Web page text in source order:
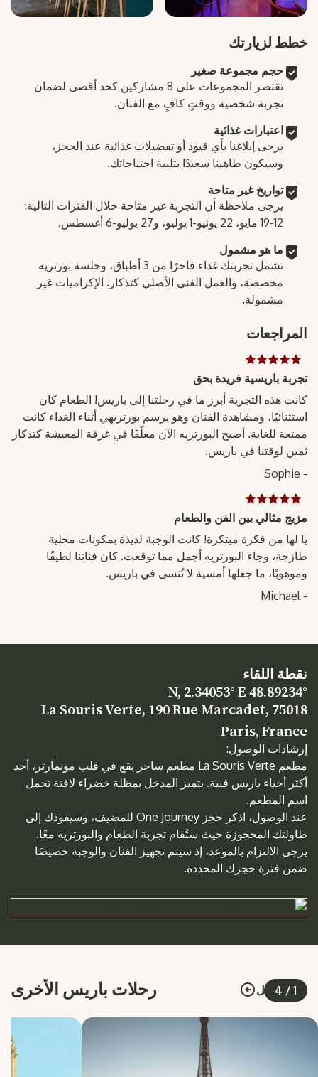
خطط لزيارتك
حجم مجموعة صغير
تقتصر المجموعات على 8 مشاركين كحد أقصى لضمان
تجربة شخصية ووقتٍ كافٍ مع الفنان.
اعتبارات غذائية
يرجى إبلاغنا بأي قيود أو تفضيلات غذائية عند الحجز،
وسيكون طاهينا سعيدًا بتلبية احتياجاتك.
تواريخ غير متاحة
يرجى ملاحظة أن التجربة غير متاحة خلال الفترات التالية:
12-19 مايو، 22 يونيو-1 يوليو، و27 يوليو-6 أغسطس.
ما هو مشمول
تشمل تجربتك غداء فاخرًا من 3 أطباق، وجلسة بورتريه
مخصصة، والعمل الفني الأصلي كتذكار. الإكراميات غير
مشمولة.
المراجعات
تجربة باريسية فريدة بحق
كانت هذه التجربة أبرز ما في رحلتنا إلى باريس! الطعام كان
استثنائيًا، ومشاهدة الفنان وهو يرسم بورتريهي أثناء الغداء كانت
ممتعة للغاية. أصبح البورتريه الآن معلّقًا في غرفة المعيشة كتذكار
ثمين لوقتنا في باريس.
- Sophie
مزيج مثالي بين الفن والطعام
يا لها من فكرة مبتكرة! كانت الوجبة لذيذة بمكونات محلية
طازجة، وجاء البورتريه أجمل مما توقعت. كان فناننا لطيفًا
وموهوبًا، ما جعلها أمسية لا تُنسى في باريس.
- Michael
نقطة اللقاء
48.89234° N, 2.34053° E
La Souris Verte, 190 Rue Marcadet, 75018
Paris, France
إرشادات الوصول:
مطعم La Souris Verte مطعم ساحر يقع في قلب مونمارتر، أحد
أكثر أحياء باريس فنية. يتميز المدخل بمظلة خضراء لافتة تحمل
اسم المطعم.
عند الوصول، اذكر حجز One Journey للمضيف، وسيقودك إلى
طاولتك المحجوزة حيث ستُقام تجربة الطعام والبورتريه معًا.
يرجى الالتزام بالموعد، إذ سيتم تجهيز الفنان والوجبة خصيصًا
ضمن فترة حجزك المحددة.
رحلات باريس الأخرى عرض الكل
1
/
4